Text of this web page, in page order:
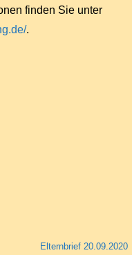
finden Sie unter
.
Elternbrief 20.09.2020